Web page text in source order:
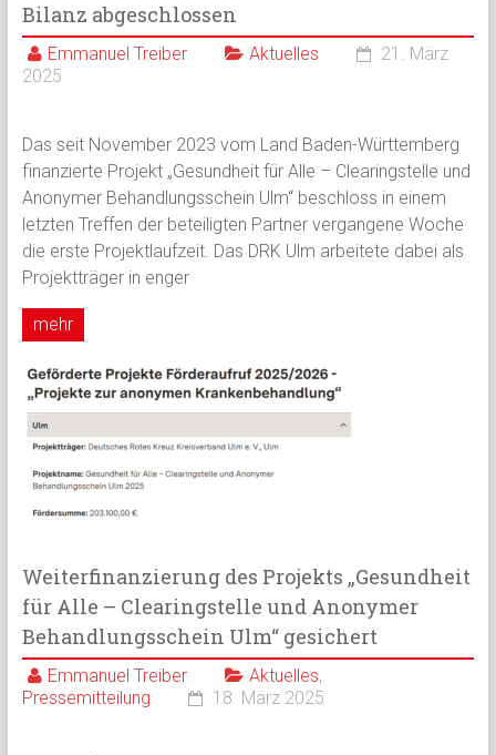
Bilanz abgeschlossen
Emmanuel Treiber Aktuelles
21. März
2025
Das seit November 2023 vom Land Baden-Württemberg
finanzierte Projekt „Gesundheit für Alle – Clearingstelle und
Anonymer Behandlungsschein Ulm“ beschloss in einem
letzten Treffen der beteiligten Partner vergangene Woche
die erste Projektlaufzeit. Das DRK Ulm arbeitete dabei als
Projektträger in enger
mehr
Weiterfinanzierung des Projekts „Gesundheit
für Alle – Clearingstelle und Anonymer
Behandlungsschein Ulm“ gesichert
Emmanuel Treiber Aktuelles,
Pressemitteilung
18. März 2025